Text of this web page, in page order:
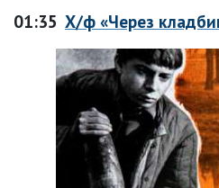
01:35 Х/ф «Через